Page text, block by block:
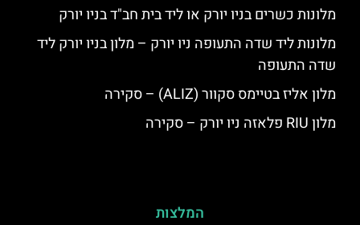
מלונות כשרים בניו יורק או ליד בית חב"ד בניו יורק
מלונות ליד שדה התעופה ניו יורק – מלון בניו יורק ליד
שדה התעופה
מלון אליז בטיימס סקוור (ALIZ) – סקירה
מלון RIU פלאזה ניו יורק – סקירה
המלצות